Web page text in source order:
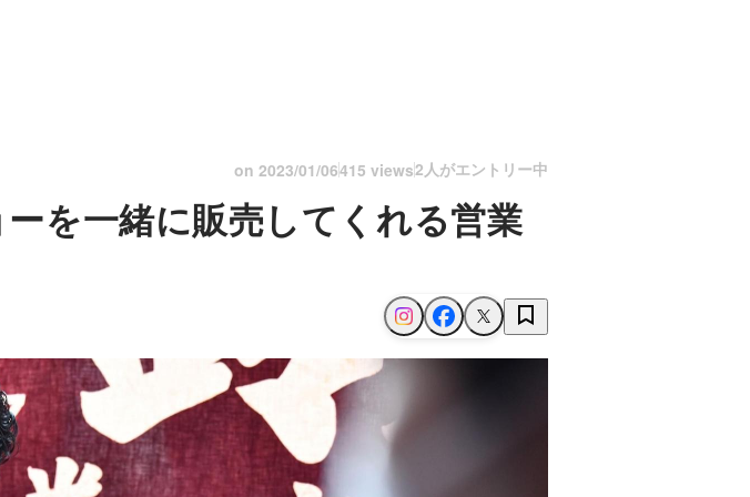
on 2023/01/06415 views2人がエントリー中
を一緒に販売してくれる営業